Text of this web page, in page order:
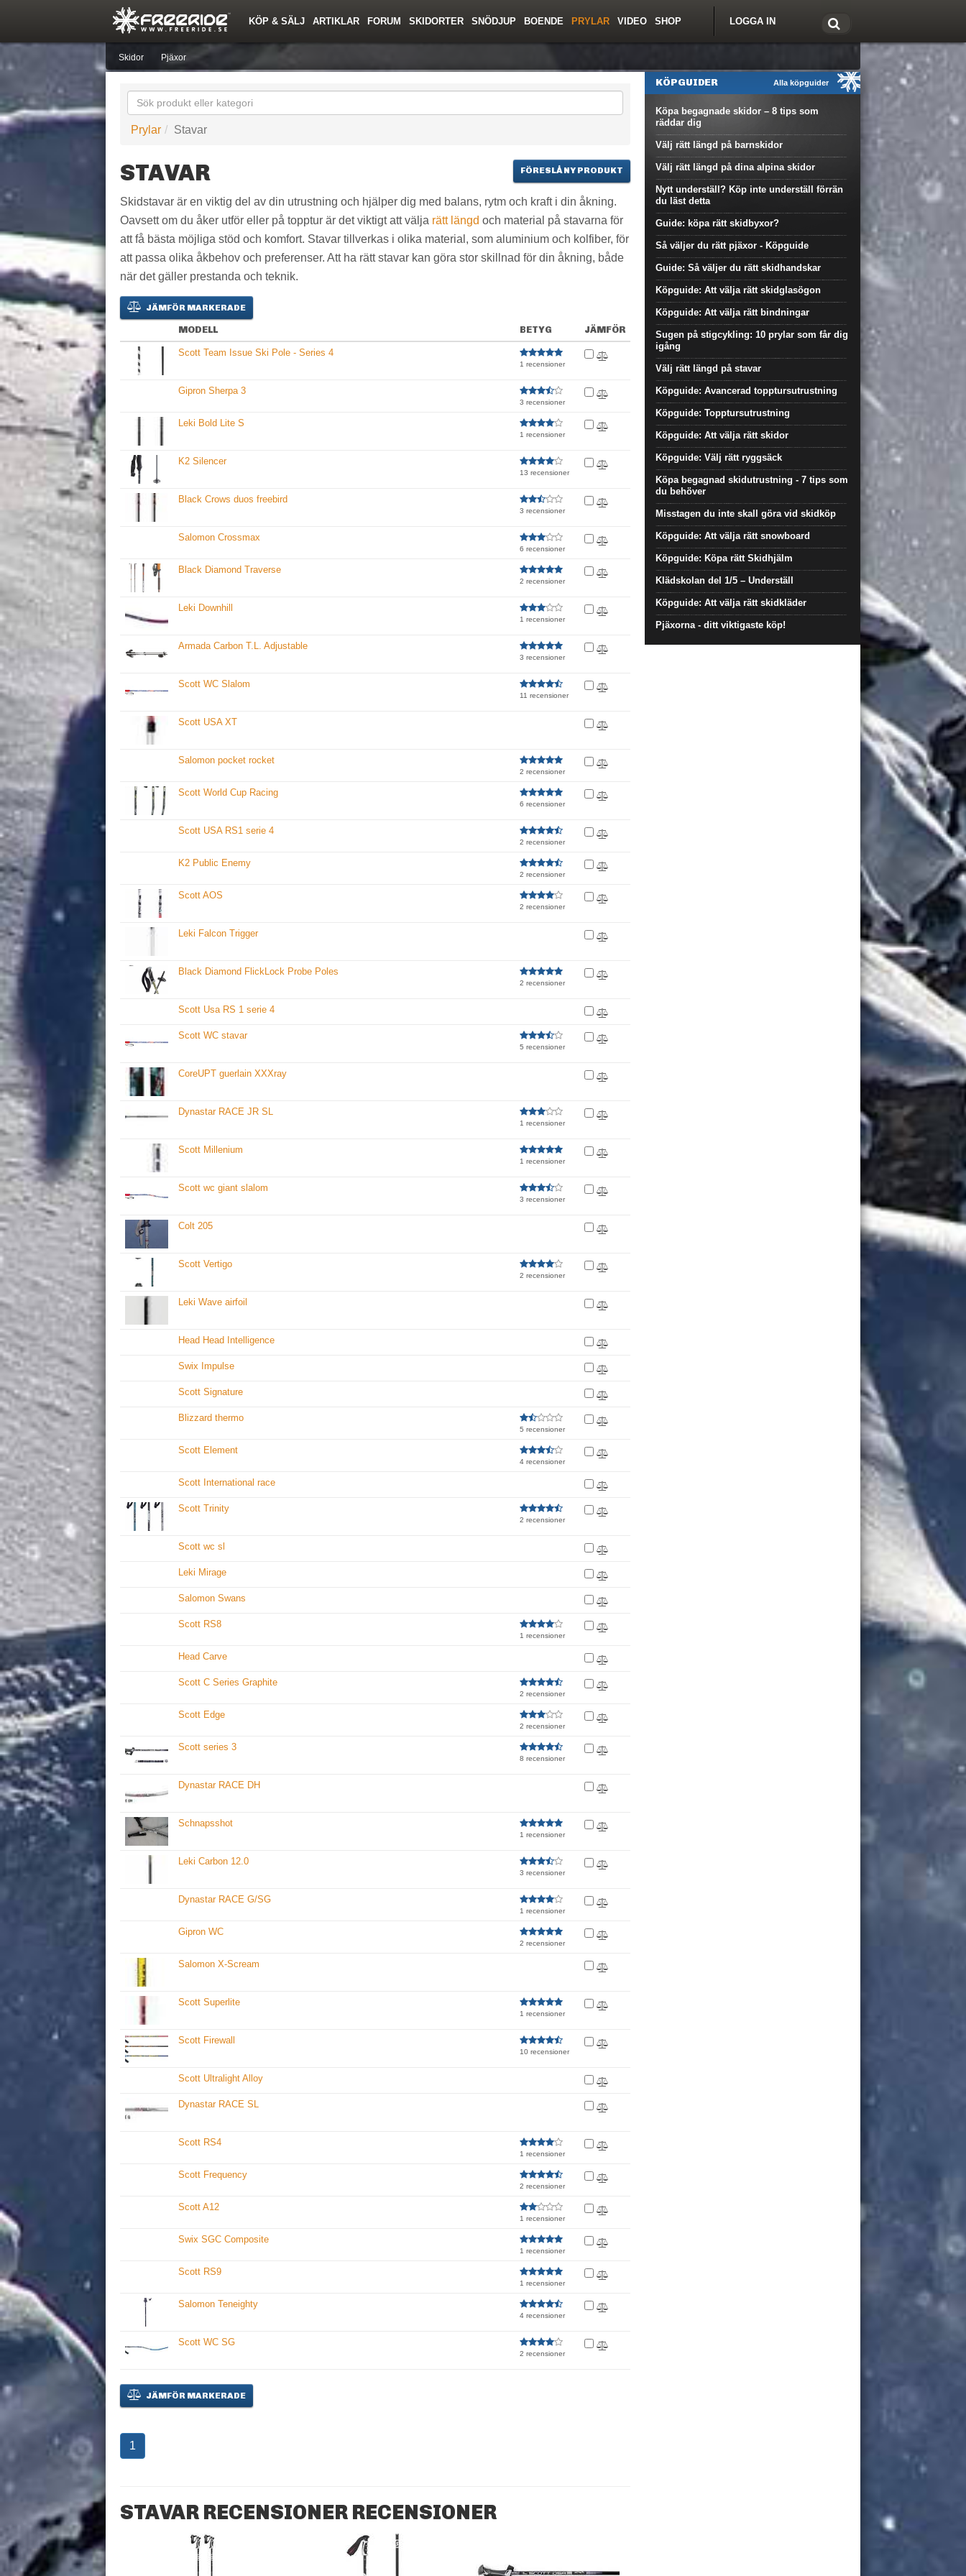
LOGGA IN
KÖP & SÄLJ ARTIKLAR
Nyheter Quiz Events
FORUM
Nya inlägg Forumlista
SKIDORTER
Snöfallstoppen Topplistor
SNÖDJUP BOENDE PRYLAR
Skidor Pjäxor
VIDEO
Årets Krasch
SHOP
Prylar Stavar
FÖRESLÅ NY PRODUKT
STAVAR
Skidstavar är en viktig del av din utrustning och hjälper dig med balans, rytm och kraft i din åkning.
Oavsett om du åker utför eller på topptur är det viktigt att välja rätt längd och material på stavarna för
att få bästa möjliga stöd och komfort. Stavar tillverkas i olika material, som aluminium och kolfiber, för
att passa olika åkbehov och preferenser. Att ha rätt stavar kan göra stor skillnad för din åkning, både
när det gäller prestanda och teknik.
JÄMFÖR MARKERADE
MODELL BETYG JÄMFÖR
Scott Team Issue Ski Pole - Series 4
1 recensioner
Gipron Sherpa 3
3 recensioner
Leki Bold Lite S
1 recensioner
K2 Silencer
13 recensioner
Black Crows duos freebird
3 recensioner
Salomon Crossmax
6 recensioner
Black Diamond Traverse
2 recensioner
Leki Downhill
1 recensioner
Armada Carbon T.L. Adjustable
3 recensioner
Scott WC Slalom
11 recensioner
Scott USA XT
Salomon pocket rocket
2 recensioner
Scott World Cup Racing
6 recensioner
Scott USA RS1 serie 4
2 recensioner
K2 Public Enemy
2 recensioner
Scott AOS
2 recensioner
Leki Falcon Trigger
Black Diamond FlickLock Probe Poles
2 recensioner
Scott Usa RS 1 serie 4
Scott WC stavar
5 recensioner
CoreUPT guerlain XXXray
Dynastar RACE JR SL
1 recensioner
Scott Millenium
1 recensioner
Scott wc giant slalom
3 recensioner
Colt 205
Scott Vertigo
2 recensioner
Leki Wave airfoil
Head Head Intelligence
Swix Impulse
Scott Signature
Blizzard thermo
5 recensioner
Scott Element
4 recensioner
Scott International race
Scott Trinity
2 recensioner
Scott wc sl
Leki Mirage
Salomon Swans
Scott RS8
1 recensioner
Head Carve
Scott C Series Graphite
2 recensioner
Scott Edge
2 recensioner
Scott series 3
8 recensioner
Dynastar RACE DH
Schnapsshot
1 recensioner
Leki Carbon 12.0
3 recensioner
Dynastar RACE G/SG
1 recensioner
Gipron WC
2 recensioner
Salomon X-Scream
Scott Superlite
1 recensioner
Scott Firewall
10 recensioner
Scott Ultralight Alloy
Dynastar RACE SL
Scott RS4
1 recensioner
Scott Frequency
2 recensioner
Scott A12
1 recensioner
Swix SGC Composite
1 recensioner
Scott RS9
1 recensioner
Salomon Teneighty
4 recensioner
Scott WC SG
2 recensioner
JÄMFÖR MARKERADE
1
STAVAR RECENSIONER RECENSIONER
Alla köpguider
KÖPGUIDER
Köpa begagnade skidor – 8 tips som
räddar dig
Välj rätt längd på barnskidor
Välj rätt längd på dina alpina skidor
Nytt underställ? Köp inte underställ förrän
du läst detta
Guide: köpa rätt skidbyxor?
Så väljer du rätt pjäxor - Köpguide
Guide: Så väljer du rätt skidhandskar
Köpguide: Att välja rätt skidglasögon
Köpguide: Att välja rätt bindningar
Sugen på stigcykling: 10 prylar som får dig
igång
Välj rätt längd på stavar
Köpguide: Avancerad topptursutrustning
Köpguide: Topptursutrustning
Köpguide: Att välja rätt skidor
Köpguide: Välj rätt ryggsäck
Köpa begagnad skidutrustning - 7 tips som
du behöver
Misstagen du inte skall göra vid skidköp
Köpguide: Att välja rätt snowboard
Köpguide: Köpa rätt Skidhjälm
Klädskolan del 1/5 – Underställ
Köpguide: Att välja rätt skidkläder
Pjäxorna - ditt viktigaste köp!